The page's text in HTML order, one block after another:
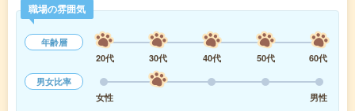
職場の雰囲気
年齢層
20代
30代 40代 50代
60代
男女比率
女性
男性